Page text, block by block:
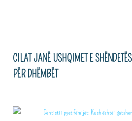
CILAT JANË USHQIMET E
PËR DHËMBËT